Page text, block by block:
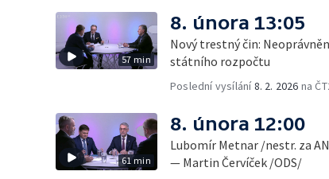
57 min
8. února 13:05
Nový trestný čin:
státního rozpočtu
Poslední vysílání8. 2. 2026 na
61 min
8. února 12:00
Lubomír Metnar /nestr. za
— Martin Červíček /ODS/